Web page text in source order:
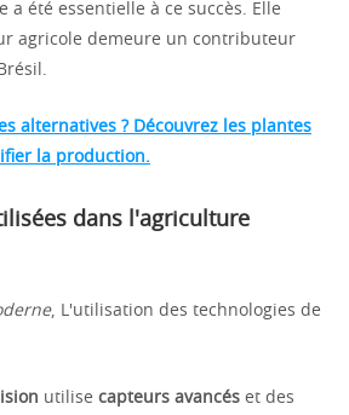
a été essentielle à ce succès. Elle
agricole demeure un contributeur
alternatives ? Découvrez les plantes
la production.
dans l'agriculture
, L'utilisation des technologies de
utilise capteurs avancés et des